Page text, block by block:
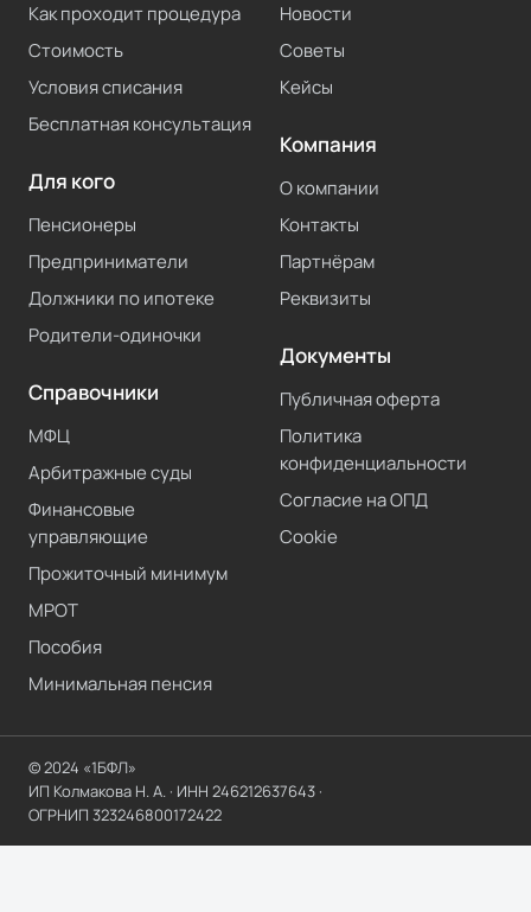
Как проходит процедура
Стоимость
Условия списания
Бесплатная консультация
Для кого
Пенсионеры
Предприниматели
Должники по ипотеке
Родители-одиночки
Справочники
МФЦ
Арбитражные суды
Финансовые
управляющие
Прожиточный минимум
МРОТ
Пособия
Минимальная пенсия
Новости
Советы
Кейсы
Компания
О компании
Контакты
Партнёрам
Реквизиты
Документы
Публичная оферта
Политика
конфиденциальности
Согласие на ОПД
Cookie
© 2024 «1БФЛ»
ИП Колмакова Н. А. · ИНН 246212637643 ·
ОГРНИП 323246800172422